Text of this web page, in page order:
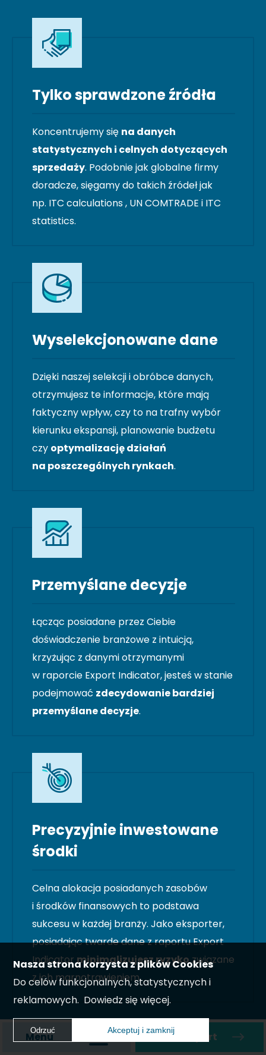
Tylko sprawdzone źródła
Koncentrujemy się na danych
statystycznych i celnych dotyczących
sprzedaży. Podobnie jak globalne firmy
doradcze, sięgamy do takich źródeł jak
np. ITC calculations , UN COMTRADE i ITC
statistics.
Wyselekcjonowane dane
Dzięki naszej selekcji i obróbce danych,
otrzymujesz te informacje, które mają
faktyczny wpływ, czy to na trafny wybór
kierunku ekspansji, planowanie budżetu
czy optymalizację działań
na poszczególnych rynkach.
Przemyślane decyzje
Łącząc posiadane przez Ciebie
doświadczenie branżowe z intuicją,
krzyżując z danymi otrzymanymi
w raporcie Export Indicator, jesteś w stanie
podejmować zdecydowanie bardziej
przemyślane decyzje.
Precyzyjnie inwestowane
środki
Celna alokacja posiadanych zasobów
i środków finansowych to podstawa
sukcesu w każdej branży. Jako eksporter,
posiadając twarde dane z raportu Export
Indicatorminimalizujesz ryzykozwiązane
z ich marnotrawieniem.
Menu Zamów raport
Nasza strona korzysta z plików Cookies
Do celów funkcjonalnych, statystycznych i
reklamowych. Dowiedz się więcej.
Odrzuć Akceptuj i zamknij
Akceptuj i zamknij